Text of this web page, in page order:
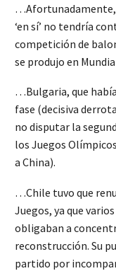
…Afortunadamente,
‘en sí’ no tendría
competición de
se produjo en
…Bulgaria, que
fase (decisiva
no disputar la
los Juegos
a China).
…Chile tuvo que
Juegos, ya que
obligaban a
reconstrucción. Su
partido por